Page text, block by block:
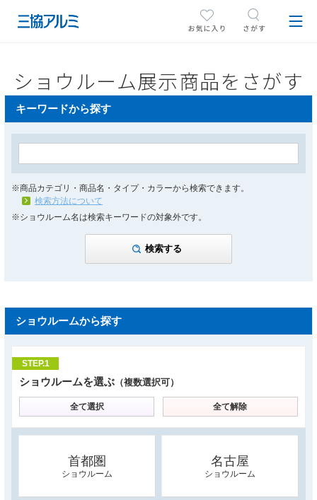
ショウルーム展示商品をさがす
キーワードから探す
※商品カテゴリ・商品名・タイプ・カラーから検索できます。
検索方法について
※ショウルーム名は検索キーワードの対象外です。
ショウルームから探す
STEP.1
ショウルームを選ぶ （複数選択可）
全て選択 全て解除
首都圏
ショウルーム
名古屋
ショウルーム